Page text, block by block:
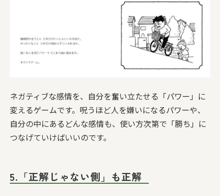
ネガティブな感情を、自分を奮い立たせる「パワー」に
変えるゲームです。呪うほど人を嫌いになるパワーや、
自分の中にあるどんな感情も、使い方次第で「勝ち」に
つなげていけばいいのです。
5.「正解じゃない側」も正解